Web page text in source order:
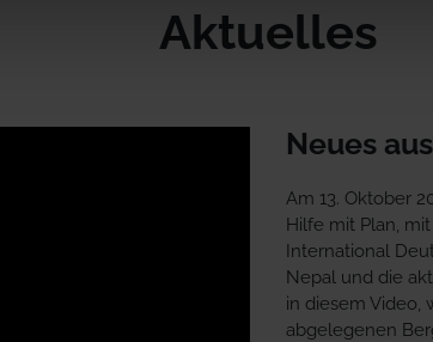
Aktuelles
Neues
Am 13. Oktober
Hilfe mit Plan,
International
Nepal und die
in diesem Video,
abgelegenen